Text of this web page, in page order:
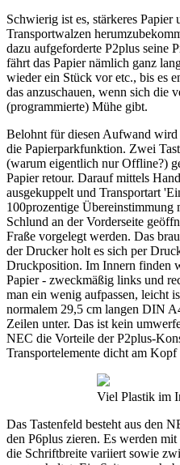
Schwierig ist es, stärkeres Papier
Transportwalzen
dazu aufgeforderte P2plus seine
fährt das Papier nämlich ganz
wieder ein Stück vor etc., bis es
das anzuschauen, wenn sich die
(programmierte) Mühe gibt.
Belohnt für diesen Aufwand wird
die Papierparkfunktion. Zwei
(warum eigentlich nur Offline?)
Papier retour. Darauf mittels
ausgekuppelt und Transportart
100prozentige Übereinstimmung
Schlund an der Vorderseite
Fraße vorgelegt werden. Das
der Drucker holt es sich per
Druckposition. Im Innern finden
Papier - zweckmäßig links und
man ein wenig aufpassen, leicht
normalem 29,5 cm langen DIN
Zeilen unter. Das ist kein
NEC die Vorteile der P2plus-
Transportelemente dicht am
Viel Plastik im
Das Tastenfeld besteht aus den
den P6plus zieren. Es werden
die Schriftbreite variiert sowie